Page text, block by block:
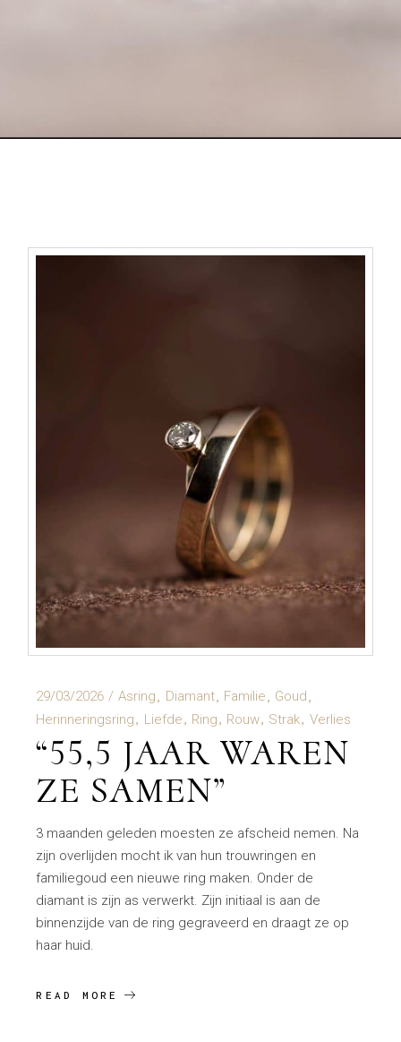
29/03/2026 Asring Diamant Familie
Goud
Herinneringsring
Liefde Ring Rouw Strak Verlies
“55,5 JAAR WAREN
ZE SAMEN”
3 maanden geleden moesten ze afscheid nemen. Na
zijn overlijden mocht ik van hun trouwringen en
familiegoud een nieuwe ring maken. Onder de
diamant is zijn as verwerkt. Zijn initiaal is aan de
binnenzijde van de ring gegraveerd en draagt ze op
haar huid.
READ MORE